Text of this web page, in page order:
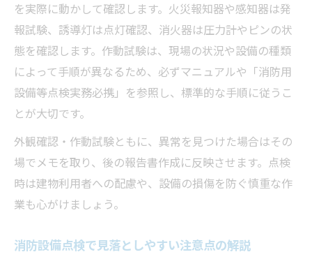
を実際に動かして確認します。火災報知器や感知器は発
報試験、誘導灯は点灯確認、消火器は圧力計やピンの状
態を確認します。作動試験は、現場の状況や設備の種類
によって手順が異なるため、必ずマニュアルや「消防用
設備等点検実務必携」を参照し、標準的な手順に従うこ
とが大切です。
外観確認・作動試験ともに、異常を見つけた場合はその
場でメモを取り、後の報告書作成に反映させます。点検
時は建物利用者への配慮や、設備の損傷を防ぐ慎重な作
業も心がけましょう。
消防設備点検で見落としやすい注意点の解説